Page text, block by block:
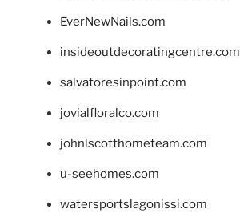
EverNewNails.com
insideoutdecoratingcentre.com
salvatoresinpoint.com
jovialfloralco.com
johnlscotthometeam.com
u-seehomes.com
watersportslagonissi.com